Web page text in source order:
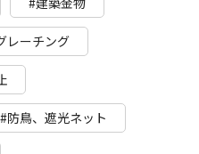
レーチング
#防鳥、遮光ネット